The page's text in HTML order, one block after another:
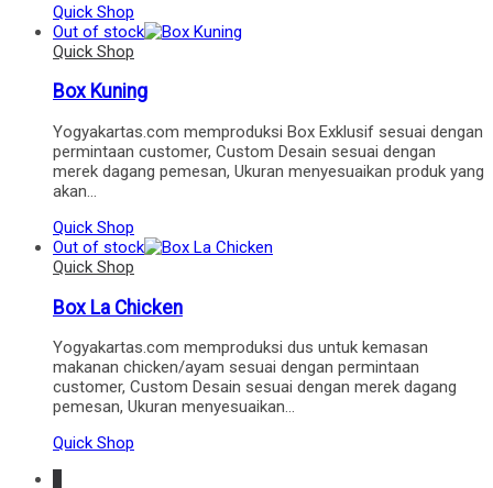
Quick Shop
Out of stock
Quick Shop
Box Kuning
Yogyakartas.com memproduksi Box Exklusif sesuai dengan
permintaan customer, Custom Desain sesuai dengan
merek dagang pemesan, Ukuran menyesuaikan produk yang
akan…
Quick Shop
Out of stock
Quick Shop
Box La Chicken
Yogyakartas.com memproduksi dus untuk kemasan
makanan chicken/ayam sesuai dengan permintaan
customer, Custom Desain sesuai dengan merek dagang
pemesan, Ukuran menyesuaikan…
Quick Shop